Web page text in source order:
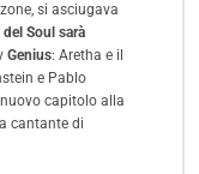
si asciugava
del Soul sarà
Genius: Aretha e il
e Pablo
capitolo alla
cantante di